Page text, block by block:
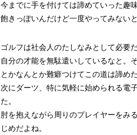
今までに手を付けては諦めていった趣
飽きっぽいんだけど一度やってみない
ゴルフは社会人のたしなみとして必要
自分の才能を無駄遣いしているなと。
とかなんとか難癖つけてこの道は諦めた
次にダーツ、特に気軽に始められる電
た。
肘を抱えながら周りのプレイヤーをみ
じめだよね。